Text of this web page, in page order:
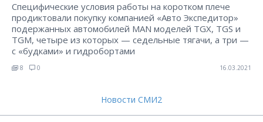
Специфические условия работы на коротком плече
продиктовали покупку компанией «Авто Экспедитор»
подержанных автомобилей MAN моделей TGX, TGS и
TGM, четыре из которых — седельные тягачи, а три —
с «будками» и гидробортами
8 0 16.03.2021
Новости СМИ2